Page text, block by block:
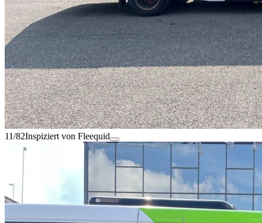
11/82Inspiziert von Fleequid